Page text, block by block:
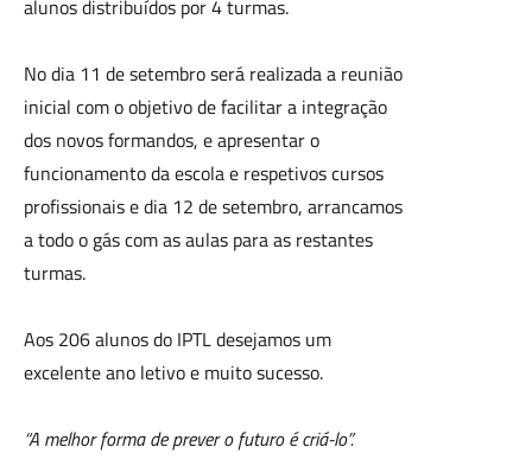
alunos distribuídos por 4 turmas.
No dia 11 de setembro será realizada a reunião
inicial com o objetivo de facilitar a integração
dos novos formandos, e apresentar o
funcionamento da escola e respetivos cursos
profissionais e dia 12 de setembro, arrancamos
a todo o gás com as aulas para as restantes
turmas.
Aos 206 alunos do IPTL desejamos um
excelente ano letivo e muito sucesso.
“A melhor forma de prever o futuro é criá-lo”.